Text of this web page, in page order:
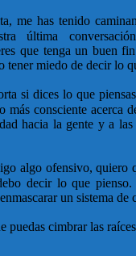
me has tenido
última
que tenga un buen
tener miedo de decir lo
si dices lo que
más consciente acerca
hacia la gente y a
algo ofensivo, quiero
decir lo que
un sistema de
puedas cimbrar las